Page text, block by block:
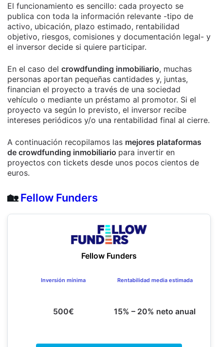
El funcionamiento es sencillo: cada proyecto se
publica con toda la información relevante -tipo de
activo, ubicación, plazo estimado, rentabilidad
objetivo, riesgos, comisiones y documentación legal- y
el inversor decide si quiere participar.
En el caso del crowdfunding inmobiliario, muchas
personas aportan pequeñas cantidades y, juntas,
financian el proyecto a través de una sociedad
vehículo o mediante un préstamo al promotor. Si el
proyecto va según lo previsto, el inversor recibe
intereses periódicos y/o una rentabilidad final al cierre.
A continuación recopilamos las mejores plataformas
de crowdfunding inmobiliario para invertir en
proyectos con tickets desde unos pocos cientos de
euros.
🏡Fellow Funders
Fellow Funders
Inversión mínima
500€
Rentabilidad media estimada
15% – 20% neto anual